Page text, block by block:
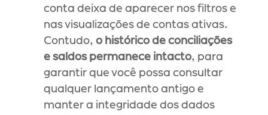
conta deixa de aparecer nos filtros e
nas visualizações de contas ativas.
Contudo, o histórico de conciliações
e saldos permanece intacto, para
garantir que você possa consultar
qualquer lançamento antigo e
manter a integridade dos dados